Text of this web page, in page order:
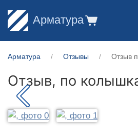
Арматура
Арматура Отзывы Отзыв
Отзыв, по